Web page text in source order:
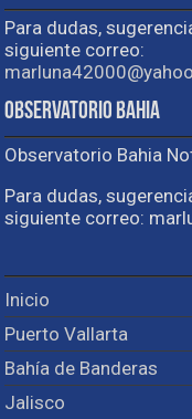
Para dudas,
siguiente correo:
Observatorio Bahia
Observatorio Bahia
Para dudas,
siguiente correo:
Inicio
Puerto Vallarta
Bahía de Banderas
Jalisco